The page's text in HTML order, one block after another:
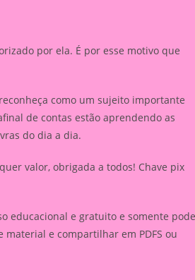
por ela. É por esse motivo que
como um sujeito importante
de contas estão aprendendo as
do dia a dia.
valor, obrigada a todos! Chave pix
educacional e gratuito e somente pode
e compartilhar em PDFS ou